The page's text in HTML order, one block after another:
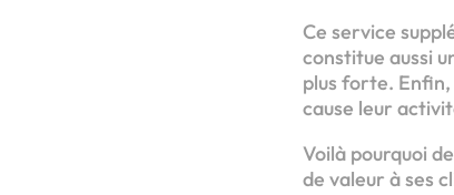
Ce service
constitue aussi
plus forte.
cause leur
Voilà pourquoi
de valeur à ses